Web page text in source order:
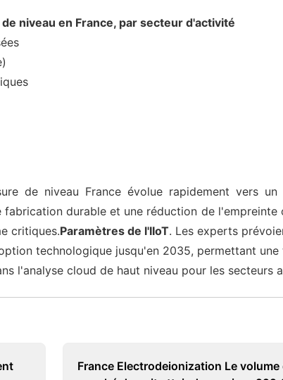
niveau en France, par secteur d'activité
de niveau France évolue rapidement vers
durable et une réduction de
critiques.Paramètres de l'IIoT. Les experts
technologique jusqu'en 2035, permettant
l'analyse cloud de haut niveau pour les secteurs
France Electrodeionization Le volume